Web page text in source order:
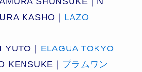
KASHO｜ LAZO
｜ ELAGUA TOKYO
KENSUKE｜ プラムワン